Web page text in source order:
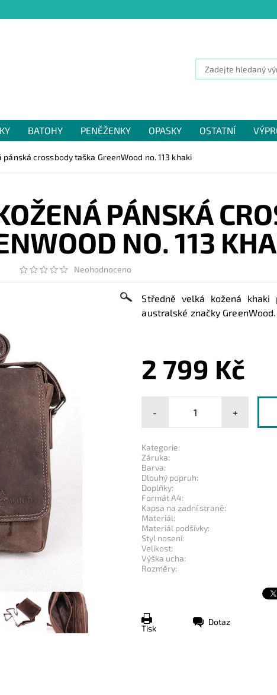
BATOHY PENĚŽENKY OPASKY OSTATNÍ
crossbody taška GreenWood no. 113 khaki
PÁNSKÁ
NO. 113
Neohodnoceno
Středně velká kožená khaki
australské značky GreenWood.
2 799 Kč
- +
Kategorie:
Záruka:
Barva:
Dlouhý popruh:
Doplňky:
Formát A4:
Kapsa na zadní straně:
Materiál:
Materiál podšívky:
Styl nosení:
Velikost:
Výška ucha:
Rozměry:
Tisk
Dotaz